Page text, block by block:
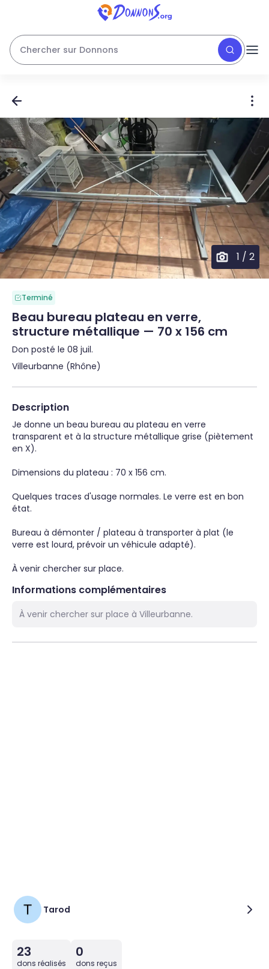
Chercher sur Donnons
1 / 2
Terminé
Beau bureau plateau en verre,
structure métallique — 70 x 156 cm
Don posté le 08 juil.
Villeurbanne (Rhône)
Description
Je donne un beau bureau au plateau en verre
transparent et à la structure métallique grise (piètement
en X).
Dimensions du plateau : 70 x 156 cm.
Quelques traces d'usage normales. Le verre est en bon
état.
Bureau à démonter / plateau à transporter à plat (le
verre est lourd, prévoir un véhicule adapté).
À venir chercher sur place.
Informations complémentaires
À venir chercher sur place à Villeurbanne.
Tarod
23
dons réalisés
0
dons reçus